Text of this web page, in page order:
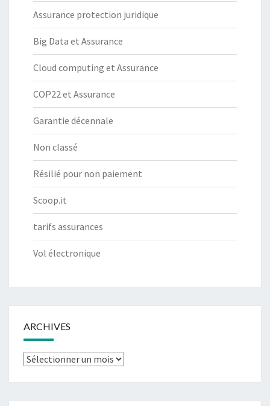
Assurance protection juridique
Big Data et Assurance
Cloud computing et Assurance
COP22 et Assurance
Garantie décennale
Non classé
Résilié pour non paiement
Scoop.it
tarifs assurances
Vol électronique
ARCHIVES
Archives